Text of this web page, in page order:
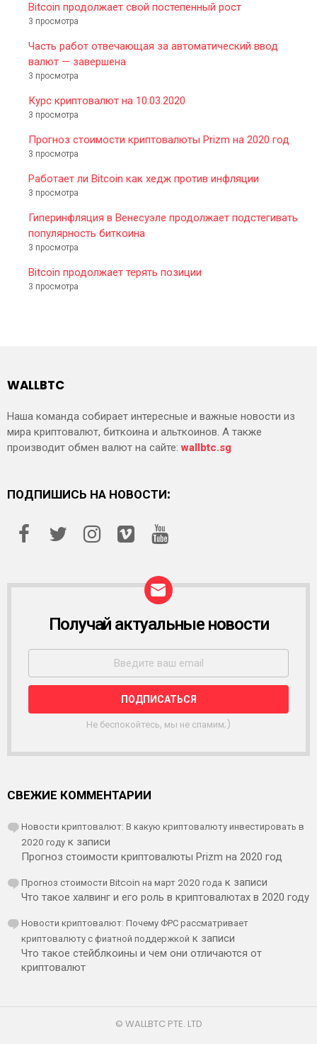
Bitcoin продолжает свой постепенный рост
3 просмотра
Часть работ отвечающая за автоматический ввод
валют — завершена
3 просмотра
Курс криптовалют на 10.03.2020
3 просмотра
Прогноз стоимости криптовалюты Prizm на 2020 год
3 просмотра
Работает ли Bitcoin как хедж против инфляции
3 просмотра
Гиперинфляция в Венесуэле продолжает подстегивать
популярность биткоина
3 просмотра
Bitcoin продолжает терять позиции
3 просмотра
WALLBTC
Наша команда собирает интересные и важные новости из
мира криптовалют, биткоина и альткоинов. А также
производит обмен валют на сайте:wallbtc.sg
ПОДПИШИСЬ НА НОВОСТИ:
С
Ы
Л
К
Получай актуальные новости
Не беспокойтесь, мы не спамим;)
СВЕЖИЕ КОММЕНТАРИИ
Новости криптовалют: В какую криптовалюту инвестировать в
2020 году к записи
Прогноз стоимости криптовалюты Prizm на 2020 год
Прогноз стоимости Bitcoin на март 2020 года к записи
Что такое халвинг и его роль в криптовалютах в 2020 году
Новости криптовалют: Почему ФРС рассматривает
криптовалюту с фиатной поддержкой к записи
Что такое стейблкоины и чем они отличаются от
криптовалют
© WALLBTC PTE. LTD